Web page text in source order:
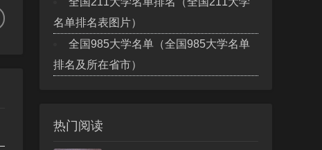
名单排名表图片）
全国985大学名单（全国985大学名单
排名及所在省市）
热门阅读